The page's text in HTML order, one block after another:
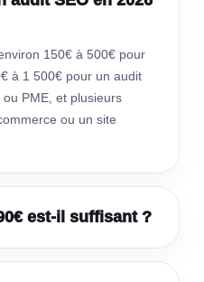
150€ à 500€ pour
à 1 500€ pour un audit
PME, et plusieurs
ou un site
est-il suffisant ?